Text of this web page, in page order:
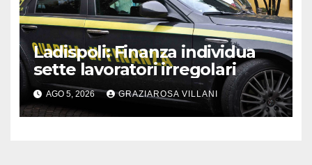
Ladispoli: Finanza individua
sette lavoratori irregolari
AGO 5, 2026 GRAZIAROSA VILLANI